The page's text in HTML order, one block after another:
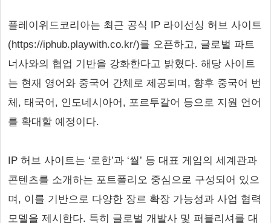
플레이위드코리아는 최근 공식 IP 라이선싱 허브 사이트
(https://iphub.playwith.co.kr/)를 오픈하고, 글로벌 파트
너사와의 협업 기반을 강화한다고 밝혔다. 해당 사이트
는 현재 영어와 중국어 간체로 제공되며, 향후 중국어 번
체, 태국어, 인도네시아어, 포르투갈어 등으로 지원 언어
를 확대할 예정이다.
IP 허브 사이트는 ‘로한’과 ‘씰’ 등 대표 게임의 세계관과
콘텐츠를 소개하는 포트폴리오 중심으로 구성되어 있으
며, 이를 기반으로 다양한 장르 확장 가능성과 사업 협력
모델을 제시한다. 특히 글로벌 개발사 및 퍼블리셔를 대